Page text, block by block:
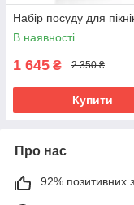
Набір посуду для
В наявності
1 645 ₴ 2 350 ₴
Купити
Про нас
92% позитивних з